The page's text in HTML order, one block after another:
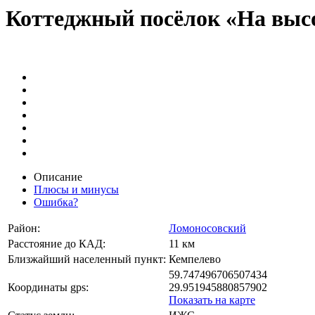
Коттеджный посёлок «На
Описание
Плюсы и минусы
Ошибка?
Район:
Ломоносовский
Расстояние до КАД:
11 км
Близжайший населенный пункт: Кемпелево
Координаты gps:
59.747496706507434
29.951945880857902
Показать на карте